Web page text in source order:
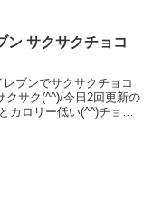
ン サクサクチョコ
ブンでサクサクチョコ
クサク(^^)/今日2回更新の
カロリー低い(^^)チョコ